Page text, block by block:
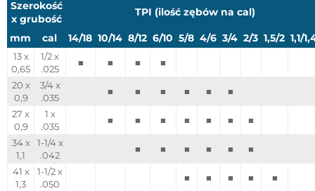
Szerokość
x grubość
TPI (ilość zębów na cal)
mm cal 14/18 10/14 8/12 6/10 5/8 4/6 3/4 2/3 1,5/2 1,1/
13 x
0,65
1/2 x
.025
■ ■ ■
■
20 x
0,9
3/4 x
.035
■ ■ ■ ■ ■
■
27 x
0,9
1 x
.035
■ ■ ■ ■ ■ ■
■
34 x
1,1
1-1/4 x
.042
■ ■ ■ ■ ■
■
41 x
1,3
1-1/2 x
.050
■ ■ ■ ■
■